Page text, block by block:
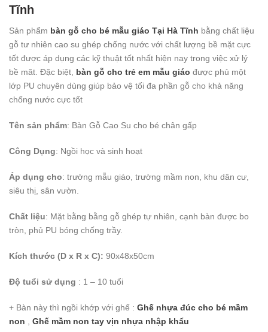
Tĩnh
Sản phẩm bàn gỗ cho bé mẫu giáo Tại Hà Tĩnh bằng chất liệu
gỗ tư nhiên cao su ghép chống nước với chất lượng bề mặt cực
tốt được áp dụng các kỹ thuật tốt nhất hiện nay trong việc xử lý
bề măt. Đặc biệt, bàn gỗ cho trẻ em mẫu giáo được phủ một
lớp PU chuyên dùng giúp bảo vệ tối đa phần gỗ cho khả năng
chống nước cực tốt
Tên sản phẩm: Bàn Gỗ Cao Su cho bé chân gấp
Công Dụng: Ngồi học và sinh hoạt
Áp dụng cho: trường mẫu giáo, trường mầm non, khu dân cư,
siêu thị, sân vườn.
Chất liệu: Mặt bằng bằng gỗ ghép tự nhiên, cạnh bàn được bo
tròn, phủ PU bóng chống trầy.
Kích thước (D x R x C): 90x48x50cm
Độ tuổi sử dụng : 1 – 10 tuổi
+ Bàn này thì ngồi khớp với ghế : Ghế nhựa đúc cho bé mầm
non
Ghế mầm non tay vịn nhựa nhập khẩu